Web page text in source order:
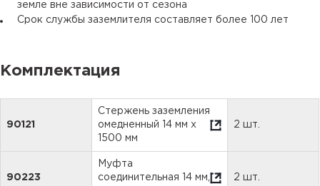
земле вне зависимости от сезона
Срок службы заземлителя составляет более 100 лет
Комплектация
90121
Стержень заземления
омедненный 14 мм х
1500 мм
2 шт.
90223
Муфта
соединительная 14 мм,
2 шт.